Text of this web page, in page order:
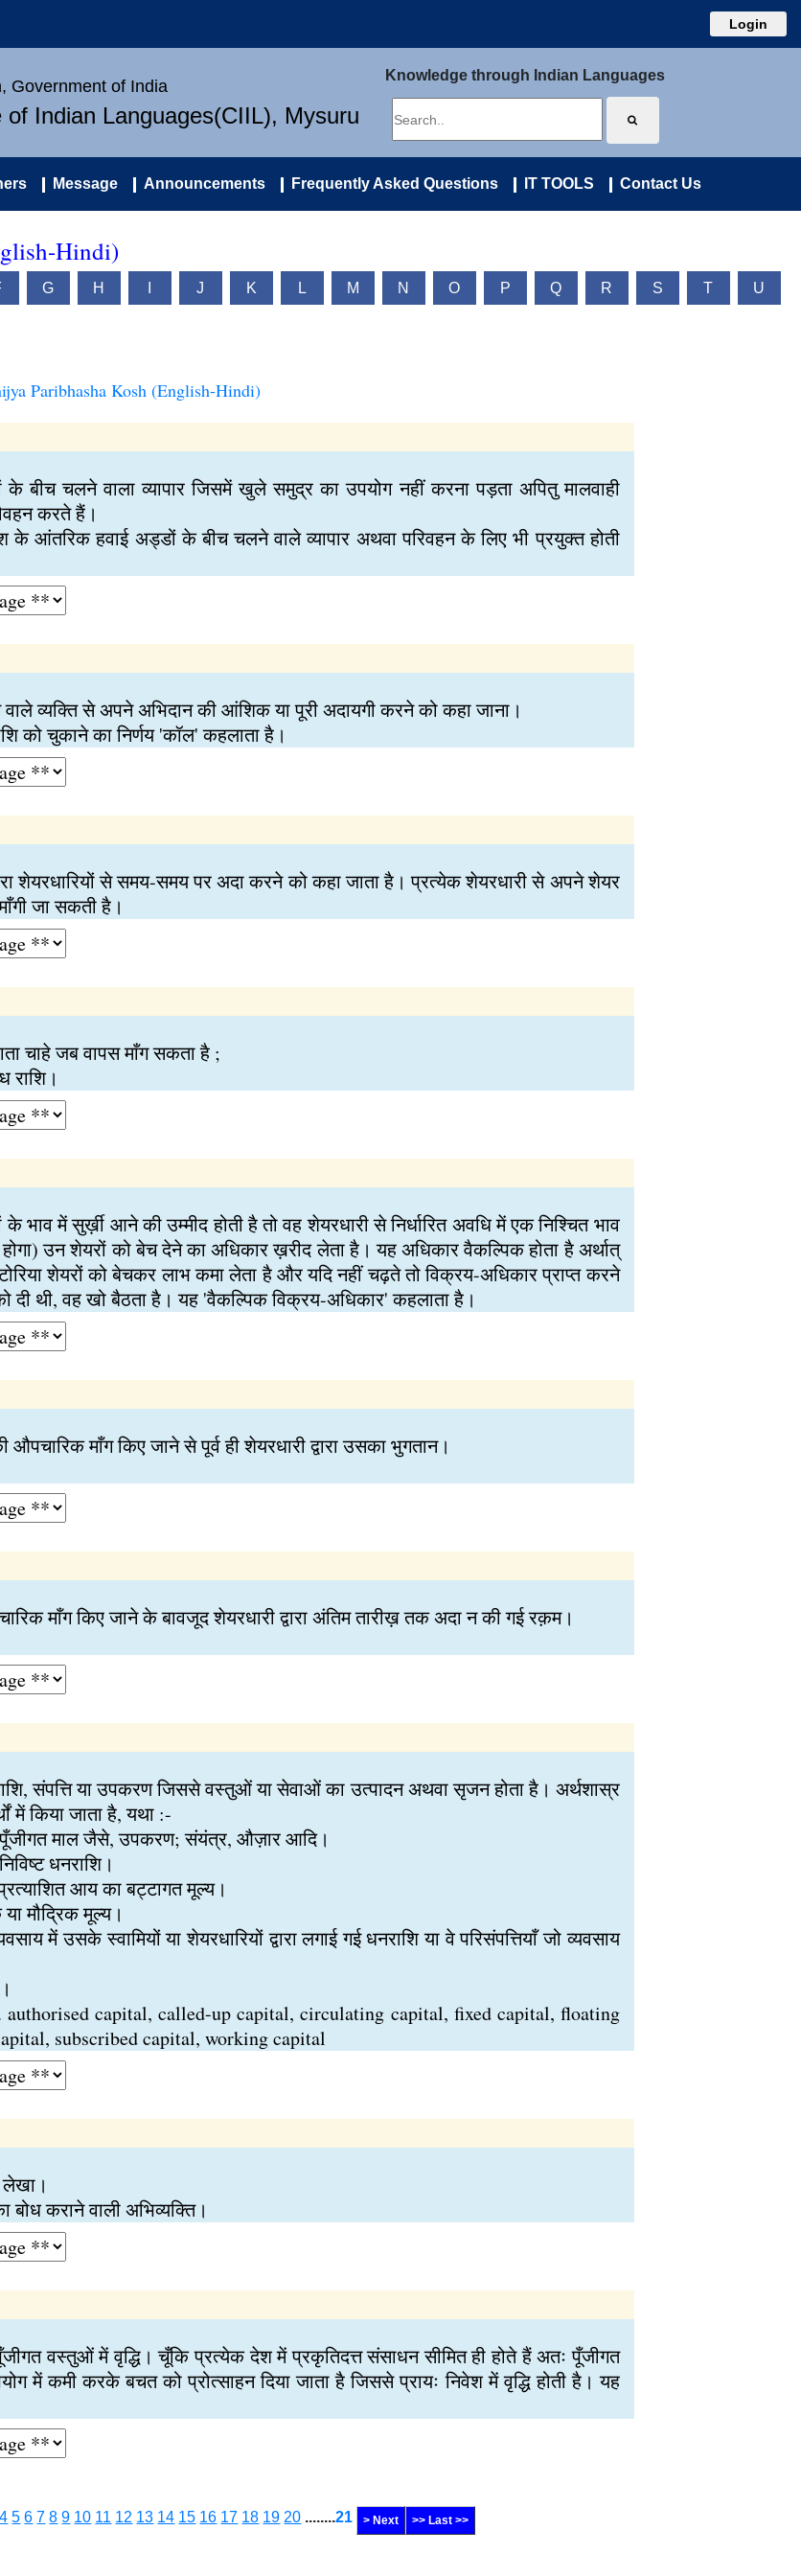
Login
Government of India
of Indian Languages(CIIL), Mysuru
Knowledge through Indian Languages
Message Announcements Frequently Asked Questions IT TOOLS Contact Us
Hindi)
G H J K L M N O P Q R S T U
Paribhasha Kosh (English-Hindi)
बीच चलने वाला व्यापार जिसमें खुले समुद्र का उपयोग नहीं करना पड़ता अपितु मालवाही
करते हैं।
के आंतरिक हवाई अड्डों के बीच चलने वाले व्यापार अथवा परिवहन के लिए भी प्रयुक्त होती
व्यक्ति से अपने अभिदान की आंशिक या पूरी अदायगी करने को कहा जाना।
को चुकाने का निर्णय 'कॉल' कहलाता है।
शेयरधारियों से समय-समय पर अदा करने को कहा जाता है। प्रत्येक शेयरधारी से अपने शेयर
जा सकती है।
चाहे जब वापस माँग सकता है ;
राशि।
भाव में सुर्ख़ी आने की उम्मीद होती है तो वह शेयरधारी से निर्धारित अवधि में एक निश्चित भाव
होगा) उन शेयरों को बेच देने का अधिकार ख़रीद लेता है। यह अधिकार वैकल्पिक होता है अर्थात्
शेयरों को बेचकर लाभ कमा लेता है और यदि नहीं चढ़ते तो विक्रय-अधिकार प्राप्त करने
दी थी, वह खो बैठता है। यह 'वैकल्पिक विक्रय-अधिकार' कहलाता है।
औपचारिक माँग किए जाने से पूर्व ही शेयरधारी द्वारा उसका भुगतान।
माँग किए जाने के बावजूद शेयरधारी द्वारा अंतिम तारीख़ तक अदा न की गई रक़म।
संपत्ति या उपकरण जिससे वस्तुओं या सेवाओं का उत्पादन अथवा सृजन होता है। अर्थशास्र
में किया जाता है, यथा :-
माल जैसे, उपकरण; संयंत्र, औज़ार आदि।
धनराशि।
आय का बट्टागत मूल्य।
मौद्रिक मूल्य।
में उसके स्वामियों या शेयरधारियों द्वारा लगाई गई धनराशि या वे परिसंपत्तियाँ जो व्यवसाय
capital, called-up capital, circulating capital, fixed capital, floating
subscribed capital, working capital
लेखा।
कराने वाली अभिव्यक्ति।
वस्तुओं में वृद्धि। चूँकि प्रत्येक देश में प्रकृतिदत्त संसाधन सीमित ही होते हैं अतः पूँजीगत
में कमी करके बचत को प्रोत्साहन दिया जाता है जिससे प्रायः निवेश में वृद्धि होती है। यह
4 5 6 7 8 9 10 11 12 13 14 15 16 17 18 19 20 ........21 > Next >> Last >>